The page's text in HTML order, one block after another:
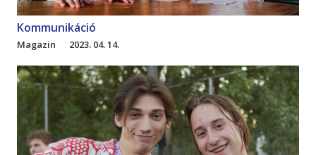
Kommunikáció
Magazin 2023. 04. 14.